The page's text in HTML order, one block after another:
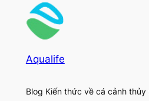
Aqualife
Blog Kiến thức về cá cảnh thủy